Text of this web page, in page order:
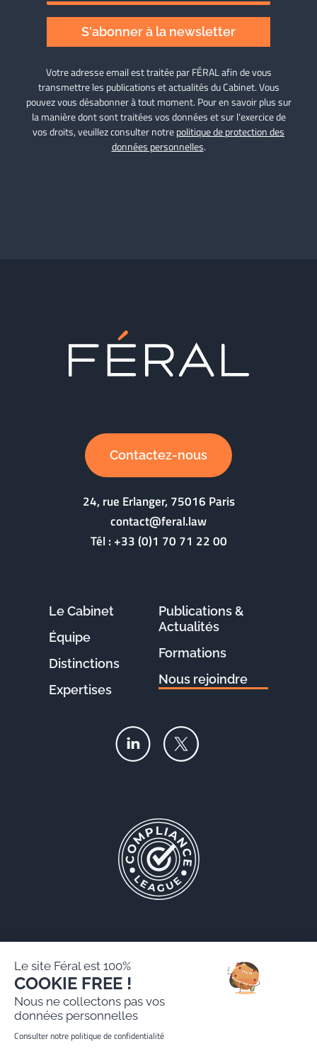
S'abonner à la newsletter
Votre adresse email est traitée par FÉRAL afin de vous
transmettre les publications et actualités du Cabinet. Vous
pouvez vous désabonner à tout moment. Pour en savoir plus sur
la manière dont sont traitées vos données et sur l’exercice de
vos droits, veuillez consulter notrepolitique de protection des
données personnelles.
Contactez-nous
24, rue Erlanger, 75016 Paris
contact@feral.law
Tél :+33 (0)1 70 71 22 00
Le Cabinet
Équipe
Distinctions
Expertises
Publications &
Actualités
Formations
Nous rejoindre
Mentions légales
Politique de protection des données personnelles
Le site Féral est 100%
COOKIE FREE !
Nous ne collectons pas vos
données personnelles
Consulter notre politique de confidentialité